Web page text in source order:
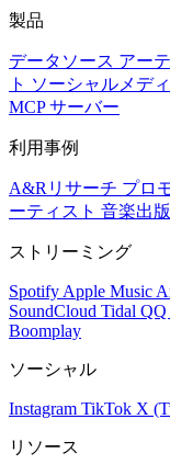
製品
データソース アー
ト ソーシャルメデ
MCP サーバー
利用事例
A&Rリサーチ プロ
ーティスト 音楽出
ストリーミング
Spotify Apple Music
SoundCloud Tidal QQ
Boomplay
ソーシャル
Instagram TikTok X
リソース